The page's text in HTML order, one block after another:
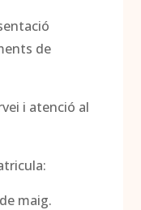
de
i atenció al
maig.